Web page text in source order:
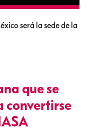
será la sede de la
que se
convertirse